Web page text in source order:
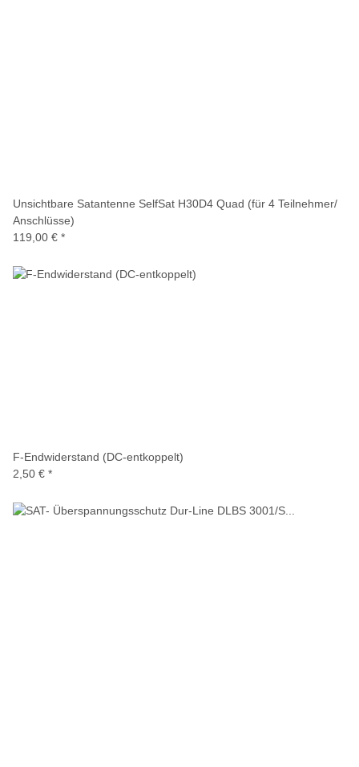
Unsichtbare Satantenne SelfSat H30D4 Quad (für 4 Teilnehmer/
Anschlüsse)
119,00 € *
F-Endwiderstand (DC-entkoppelt)
2,50 € *